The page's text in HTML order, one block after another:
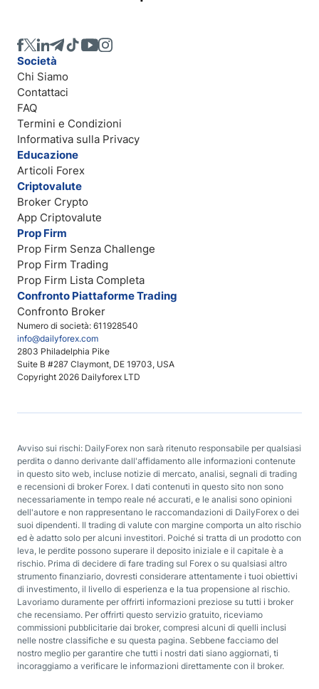
Numero di società: 611928540
info@dailyforex.com
2803 Philadelphia Pike
Suite B #287 Claymont, DE 19703, USA
Copyright 2026 Dailyforex LTD
Società
Chi Siamo
Contattaci
FAQ
Termini e Condizioni
Informativa sulla Privacy
Educazione
Articoli Forex
Criptovalute
Broker Crypto
App Criptovalute
Prop Firm
Prop Firm Senza Challenge
Prop Firm Trading
Prop Firm Lista Completa
Confronto Piattaforme Trading
Confronto Broker
Avviso sui rischi: DailyForex non sarà ritenuto responsabile per qualsiasi
perdita o danno derivante dall'affidamento alle informazioni contenute
in questo sito web, incluse notizie di mercato, analisi, segnali di trading
e recensioni di broker Forex. I dati contenuti in questo sito non sono
necessariamente in tempo reale né accurati, e le analisi sono opinioni
dell'autore e non rappresentano le raccomandazioni di DailyForex o dei
suoi dipendenti. Il trading di valute con margine comporta un alto rischio
ed è adatto solo per alcuni investitori. Poiché si tratta di un prodotto con
leva, le perdite possono superare il deposito iniziale e il capitale è a
rischio. Prima di decidere di fare trading sul Forex o su qualsiasi altro
strumento finanziario, dovresti considerare attentamente i tuoi obiettivi
di investimento, il livello di esperienza e la tua propensione al rischio.
Lavoriamo duramente per offrirti informazioni preziose su tutti i broker
che recensiamo. Per offrirti questo servizio gratuito, riceviamo
commissioni pubblicitarie dai broker, compresi alcuni di quelli inclusi
nelle nostre classifiche e su questa pagina. Sebbene facciamo del
nostro meglio per garantire che tutti i nostri dati siano aggiornati, ti
incoraggiamo a verificare le informazioni direttamente con il broker.